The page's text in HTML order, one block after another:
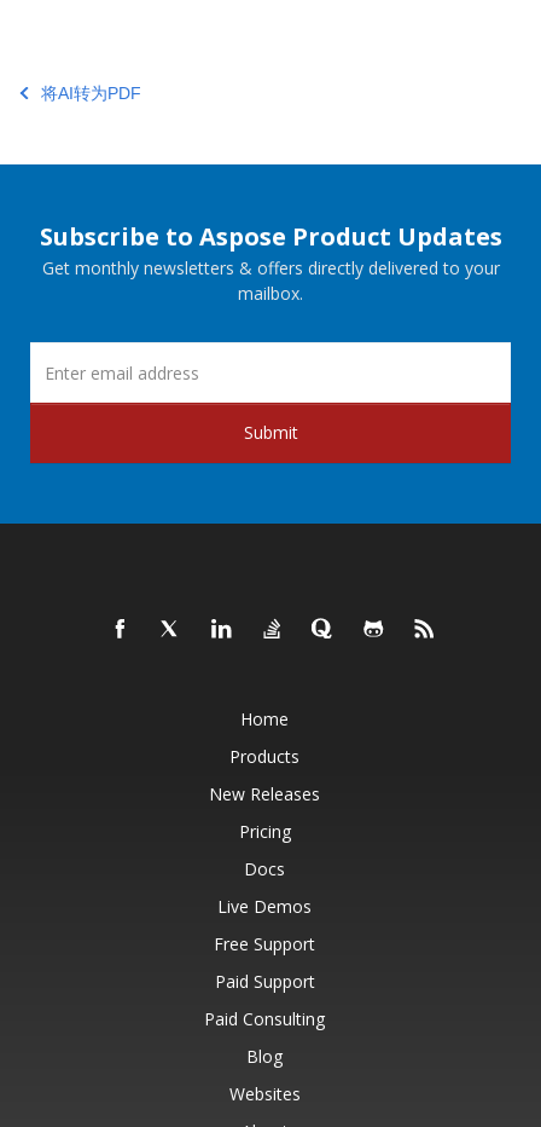
将AI转为PDF
Subscribe to Aspose Product Updates
Get monthly newsletters & offers directly delivered to your
mailbox.
Submit
Home
Products
New Releases
Pricing
Docs
Live Demos
Free Support
Paid Support
Paid Consulting
Blog
Websites